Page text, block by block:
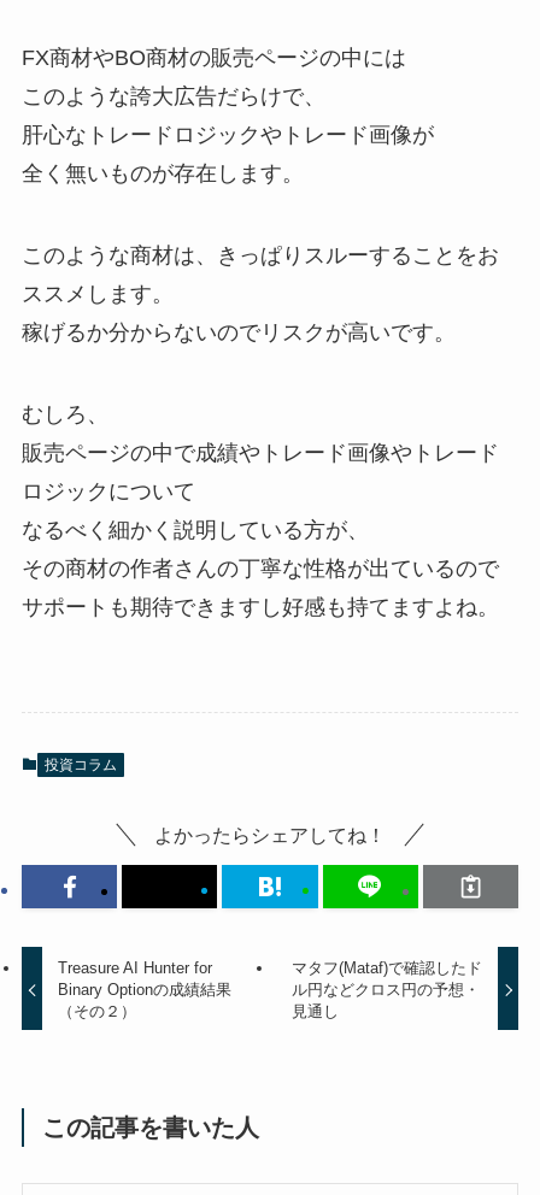
FX商材やBO商材の販売ページの中には
このような誇大広告だらけで、
肝心なトレードロジックやトレード画像が
全く無いものが存在します。
このような商材は、きっぱりスルーすることをお
ススメします。
稼げるか分からないのでリスクが高いです。
むしろ、
販売ページの中で成績やトレード画像やトレード
ロジックについて
なるべく細かく説明している方が、
その商材の作者さんの丁寧な性格が出ているので
サポートも期待できますし好感も持てますよね。
投資コラム
よかったらシェアしてね！
Treasure AI Hunter for
Binary Optionの成績結果
（その２）
マタフ(Mataf)で確認したド
ル円などクロス円の予想・
見通し
この記事を書いた人